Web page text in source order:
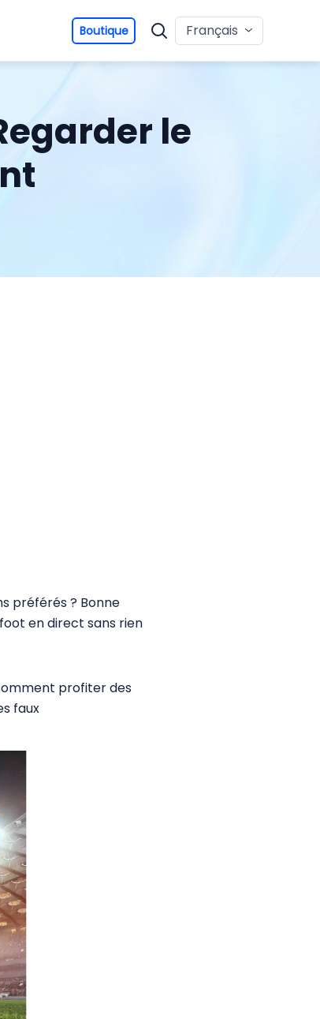
Boutique Français
le
préférés ? Bonne
en direct sans rien
profiter des
faux